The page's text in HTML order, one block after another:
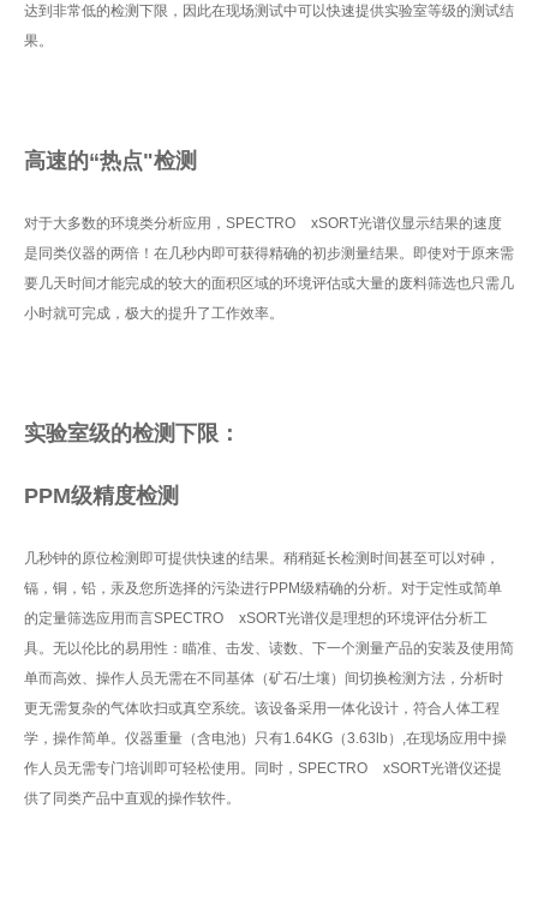
达到非常低的检测下限，因此在现场测试中可以快速提供实验室等级的测试结
果。
高速的“热点"检测
对于大多数的环境类分析应用，SPECTRO xSORT光谱仪显示结果的速度
是同类仪器的两倍！在几秒内即可获得精确的初步测量结果。即使对于原来需
要几天时间才能完成的较大的面积区域的环境评估或大量的废料筛选也只需几
小时就可完成，极大的提升了工作效率。
实验室级的检测下限：
PPM级精度检测
几秒钟的原位检测即可提供快速的结果。稍稍延长检测时间甚至可以对砷，
镉，铜，铅，汞及您所选择的污染进行PPM级精确的分析。对于定性或简单
的定量筛选应用而言SPECTRO xSORT光谱仪是理想的环境评估分析工
具。无以伦比的易用性：瞄准、击发、读数、下一个测量产品的安装及使用简
单而高效、操作人员无需在不同基体（矿石/土壤）间切换检测方法，分析时
更无需复杂的气体吹扫或真空系统。该设备采用一体化设计，符合人体工程
学，操作简单。仪器重量（含电池）只有1.64KG（3.63lb）,在现场应用中操
作人员无需专门培训即可轻松使用。同时，SPECTRO xSORT光谱仪还提
供了同类产品中直观的操作软件。